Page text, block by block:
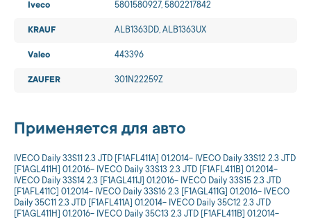
Iveco 5801580927, 5802217842
KRAUF ALB1363DD, ALB1363UX
Valeo 443396
ZAUFER 301N22259Z
Применяется для авто
IVECO Daily 33S11 2.3 JTD [F1AFL411A] 01.2014- IVECO Daily 33S12 2.3 JTD
[F1AGL411H] 01.2016- IVECO Daily 33S13 2.3 JTD [F1AFL411B] 01.2014-
IVECO Daily 33S14 2.3 [F1AGL411J] 01.2016- IVECO Daily 33S15 2.3 JTD
[F1AFL411C] 01.2014- IVECO Daily 33S16 2.3 [F1AGL411G] 01.2016- IVECO
Daily 35C11 2.3 JTD [F1AFL411A] 01.2014- IVECO Daily 35C12 2.3 JTD
[F1AGL411H] 01.2016- IVECO Daily 35C13 2.3 JTD [F1AFL411B] 01.2014-